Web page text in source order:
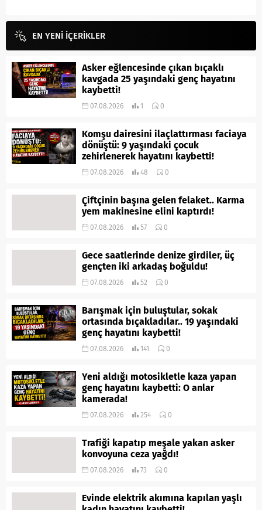
EN YENİ İÇERİKLER
Asker eğlencesinde çıkan bıçaklı
kavgada 25 yaşındaki genç hayatını
kaybetti!
07.08.2026 1 0
Komşu dairesini ilaçlattırması faciaya
dönüştü: 9 yaşındaki çocuk
zehirlenerek hayatını kaybetti!
07.08.2026 48 0
Çiftçinin başına gelen felaket.. Karma
yem makinesine elini kaptırdı!
07.08.2026 57 0
Gece saatlerinde denize girdiler, üç
gençten iki arkadaş boğuldu!
07.08.2026 52 0
Barışmak için buluştular, sokak
ortasında bıçakladılar.. 19 yaşındaki
genç hayatını kaybetti!
07.08.2026 141 0
Yeni aldığı motosikletle kaza yapan
genç hayatını kaybetti: O anlar
kamerada!
07.08.2026 254 0
Trafiği kapatıp meşale yakan asker
konvoyuna ceza yağdı!
07.08.2026 73 0
Evinde elektrik akımına kapılan yaşlı